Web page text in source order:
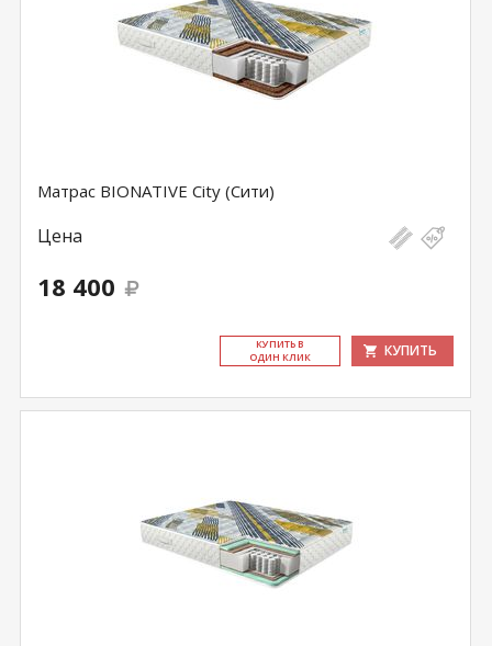
Матрас BIONATIVE City (Сити)
Цена
18 400
КУ­ПИТЬ В
ОДИН КЛИК
КУПИТЬ